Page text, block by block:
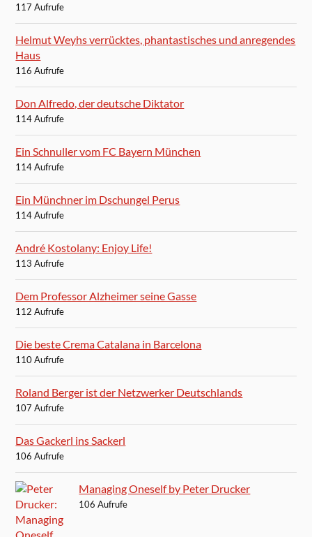
117 Aufrufe
Helmut Weyhs verrücktes, phantastisches und anregendes
Haus
116 Aufrufe
Don Alfredo, der deutsche Diktator
114 Aufrufe
Ein Schnuller vom FC Bayern München
114 Aufrufe
Ein Münchner im Dschungel Perus
114 Aufrufe
André Kostolany: Enjoy Life!
113 Aufrufe
Dem Professor Alzheimer seine Gasse
112 Aufrufe
Die beste Crema Catalana in Barcelona
110 Aufrufe
Roland Berger ist der Netzwerker Deutschlands
107 Aufrufe
Das Gackerl ins Sackerl
106 Aufrufe
Managing Oneself by Peter Drucker
106 Aufrufe